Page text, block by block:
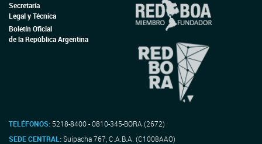
Secretaría
Legal y Técnica
Boletín Oficial
de la República Argentina
TELÉFONOS: 5218-8400 - 0810-345-BORA (2672)
SEDE CENTRAL:Suipacha 767, C.A.B.A. (C1008AAO)